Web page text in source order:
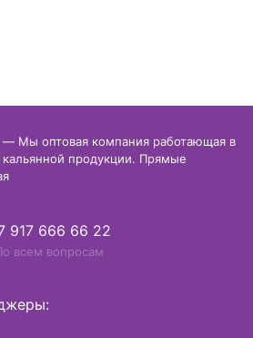
Мы оптовая компания работающая в
продукции. Прямые
917 666 66 22
всем вопросам